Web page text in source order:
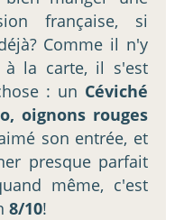
française, si
Comme il n'y
à la carte, il s'est
: un Céviché
oignons rouges
son entrée, et
presque parfait
même, c'est
8/10!